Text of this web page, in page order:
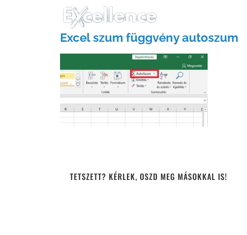
Excel szum függvény autoszum
TETSZETT? KÉRLEK, OSZD MEG MÁSOKKAL IS!